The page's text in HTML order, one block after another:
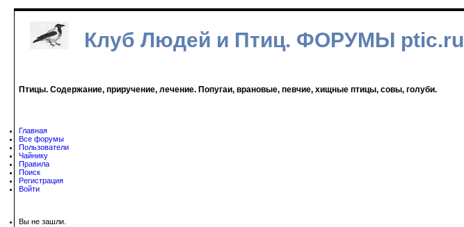
Клуб Людей и Птиц. ФОРУМЫ ptic.ru
Птицы. Содержание, приручение, лечение. Попугаи, врановые, певчие, хищные птицы, совы, голуби.
Главная
Все форумы
Пользователи
Чайнику
Правила
Поиск
Регистрация
Войти
Вы не зашли.